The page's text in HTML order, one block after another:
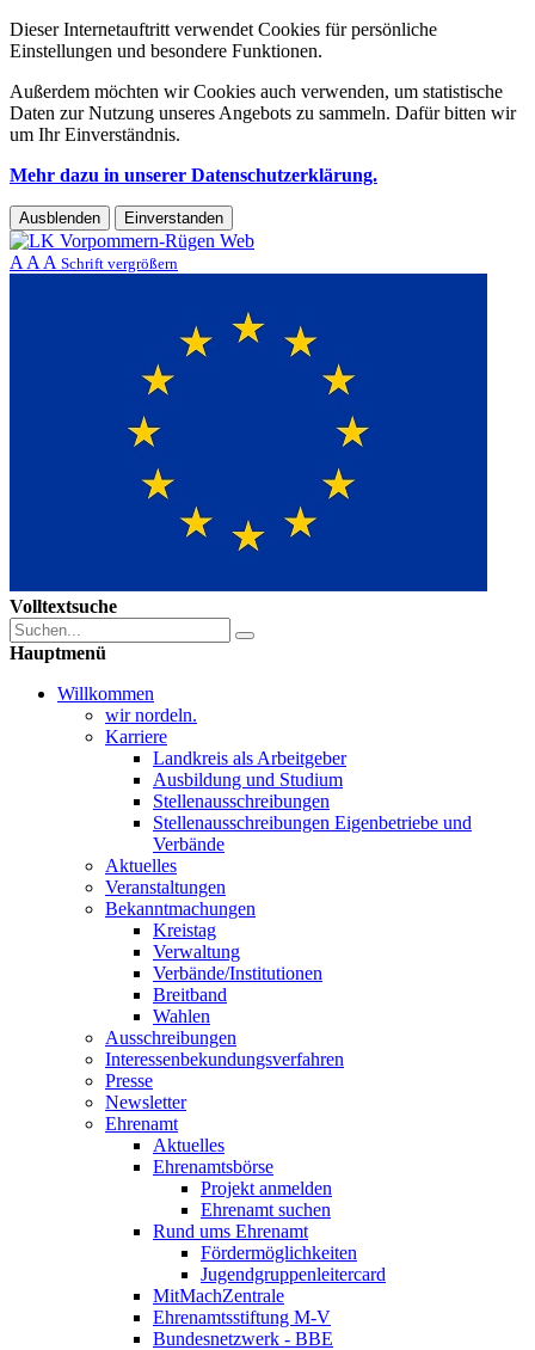
Dieser Internetauftritt verwendet Cookies für persönliche
Einstellungen und besondere Funktionen.
Außerdem möchten wir Cookies auch verwenden, um statistische
Daten zur Nutzung unseres Angebots zu sammeln. Dafür bitten wir
um Ihr Einverständnis.
Mehr dazu in unserer Datenschutzerklärung.
Ausblenden Einverstanden
A A A Schrift vergrößern
Volltextsuche
Hauptmenü
Willkommen
wir nordeln.
Karriere
Landkreis als Arbeitgeber
Ausbildung und Studium
Stellenausschreibungen
Stellenausschreibungen Eigenbetriebe und
Verbände
Aktuelles
Veranstaltungen
Bekanntmachungen
Kreistag
Verwaltung
Verbände/Institutionen
Breitband
Wahlen
Ausschreibungen
Interessen­bekundungsverfahren
Presse
Newsletter
Ehrenamt
Aktuelles
Ehrenamtsbörse
Projekt anmelden
Ehrenamt suchen
Rund ums Ehrenamt
Fördermöglichkeiten
Jugendgruppenleitercard
MitMachZentrale
Ehrenamtsstiftung M-V
Bundesnetzwerk - BBE